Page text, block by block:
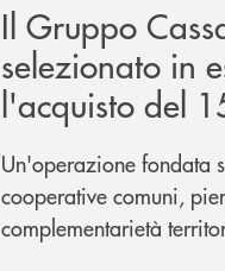
Il Gruppo
selezionato in
l'acquisto del
Cambiano 1884
Un'operazione fondata
cooperative comuni,
complementarietà